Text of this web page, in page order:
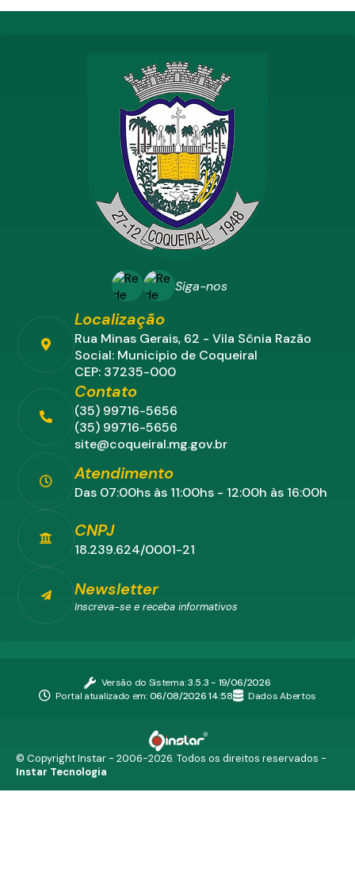
Siga-nos
Localização
Rua Minas Gerais, 62 - Vila Sônia Razão
Social: Municipio de Coqueiral
CEP: 37235-000
Contato
(35) 99716-5656
(35) 99716-5656
site@coqueiral.mg.gov.br
Atendimento
Das 07:00hs às 11:00hs - 12:00h às 16:00h
CNPJ
18.239.624/0001-21
Newsletter
Inscreva-se e receba informativos
Versão do Sistema:3.5.3 - 19/06/2026
Portal atualizado em:06/08/2026 14:58 Dados Abertos
© Copyright Instar - 2006-2026. Todos os direitos reservados -
Instar Tecnologia